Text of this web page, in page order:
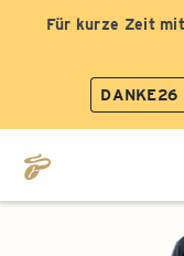
Für kurze Zeit
DANKE26